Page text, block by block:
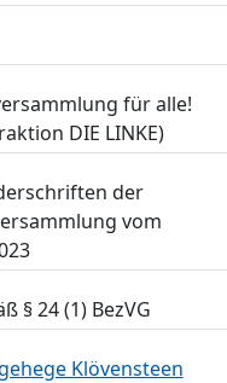
für alle!
DIE LINKE)
der
vom
§ 24 (1) BezVG
Klövensteen